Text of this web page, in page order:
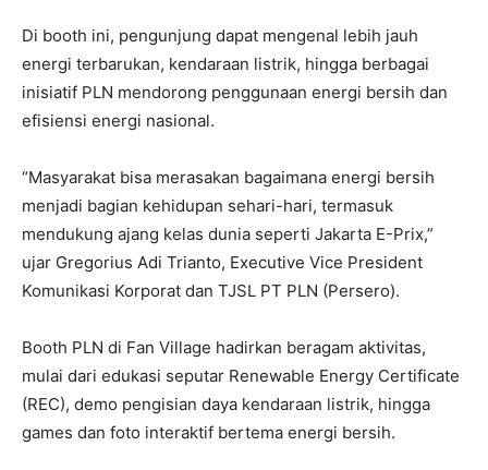
Di booth ini, pengunjung dapat mengenal lebih jauh
energi terbarukan, kendaraan listrik, hingga berbagai
inisiatif PLN mendorong penggunaan energi bersih dan
efisiensi energi nasional.
“Masyarakat bisa merasakan bagaimana energi bersih
menjadi bagian kehidupan sehari-hari, termasuk
mendukung ajang kelas dunia seperti Jakarta E-Prix,”
ujar Gregorius Adi Trianto, Executive Vice President
Komunikasi Korporat dan TJSL PT PLN (Persero).
Booth PLN di Fan Village hadirkan beragam aktivitas,
mulai dari edukasi seputar Renewable Energy Certificate
(REC), demo pengisian daya kendaraan listrik, hingga
games dan foto interaktif bertema energi bersih.